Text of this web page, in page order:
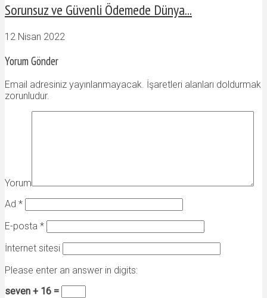
Sorunsuz ve Güvenli Ödemede Dünya...
12 Nisan 2022
Yorum Gönder
Email adresiniz yayınlanmayacak. İşaretleri alanları doldurmak
zorunludur.
Yorum
Ad *
E-posta *
İnternet sitesi
Please enter an answer in digits:
seven + 16 =